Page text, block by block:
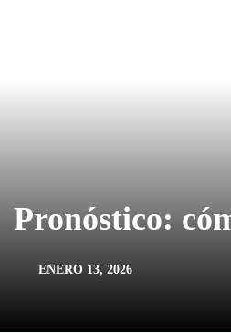
Pronóstico:
ENERO 13, 2026